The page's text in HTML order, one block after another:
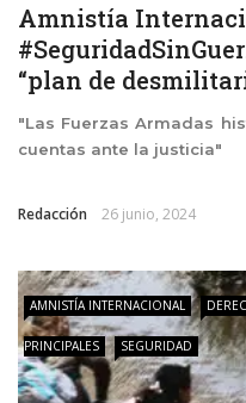
Amnistía
“plan de
"Las Fuerzas Armadas
cuentas ante la justicia"
Redacción 26 junio, 2024
AMNISTÍA INTERNACIONAL
PRINCIPALES SEGURIDAD